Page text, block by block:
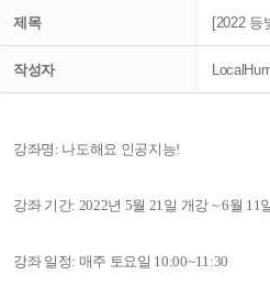
제목 [2022 등
작성자
강좌명: 나도해요 인공지능!
강좌 기간: 2022년 5월 21일 개강 ~ 6월 11
강좌 일정: 매주 토요일 10:00~11:30